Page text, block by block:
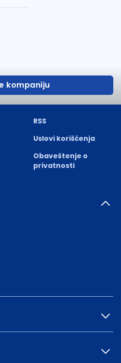
kompaniju
RSS
Uslovi korišćenja
Obaveštenje o
privatnosti